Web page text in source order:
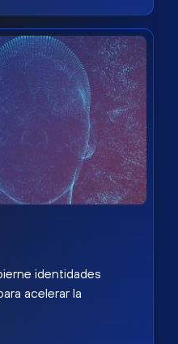
identidades
acelerar la